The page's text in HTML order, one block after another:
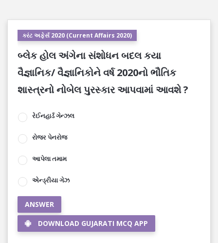
કરંટ અફેર્સ 2020 (Current Affairs 2020)
બ્લેક હોલ અંગેના સંશોધન બદલ કયા
વૈજ્ઞાનિક/ વૈજ્ઞાનિકોને વર્ષ 2020નો ભૌતિક
શાસ્ત્રનો નોબેલ પુરસ્કાર આપવામાં આવશે ?
રેઈનહાર્ડ ગેન્ઝલ
રોજર પેનરોજ
આપેલા તમામ
એન્ડ્રીયા ગેઝ
ANSWER
DOWNLOAD GUJARATI MCQ APP